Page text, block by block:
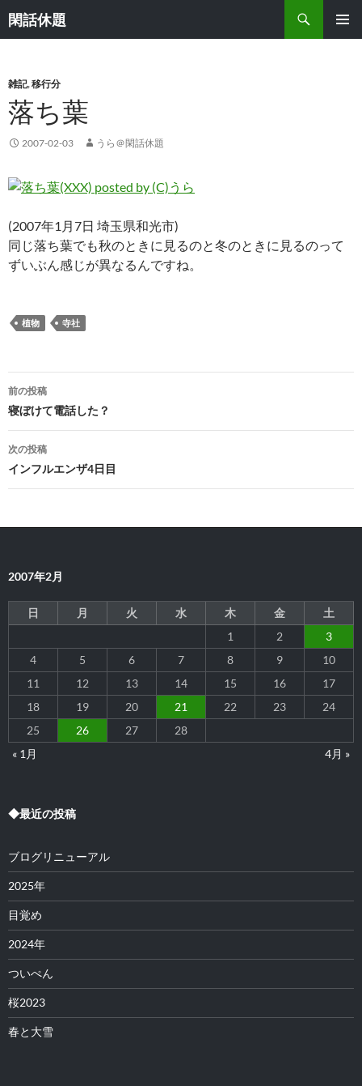
閑話休題
索
ン
ツ
へ
キ
プ
雑記,移行分
落ち葉
2007-02-03 うら＠閑話休題
(2007年1月7日 埼玉県和光市)
同じ落ち葉でも秋のときに見るのと冬のときに見るのって
ずいぶん感じが異なるんですね。
植物 寺社
投
稿
ナ
ビ
ゲ
ー
ョ
前の投稿
寝ぼけて電話した？
次の投稿
インフルエンザ4日目
2007年2月
日 月 火 水 木 金
土
1
2
3
4
5 6 7 8 9
10
11
12 13 14 15 16
17
18
19 20 21 22 23
24
25
26 27
28
« 1月
4月 »
◆最近の投稿
ブログリニューアル
2025年
目覚め
2024年
ついぺん
桜2023
春と大雪